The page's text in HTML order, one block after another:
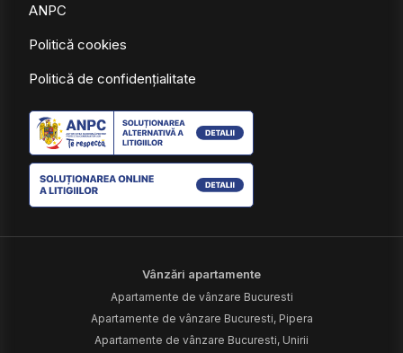
ANPC
Politică cookies
Politică de confidențialitate
Vânzări apartamente
Apartamente de vânzare Bucuresti
Apartamente de vânzare Bucuresti, Pipera
Apartamente de vânzare Bucuresti, Unirii